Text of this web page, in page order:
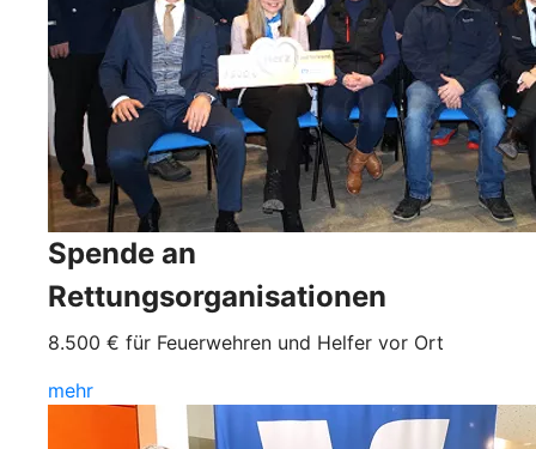
Spende an
Rettungsorganisationen
8.500 € für Feuerwehren und Helfer vor Ort
mehr